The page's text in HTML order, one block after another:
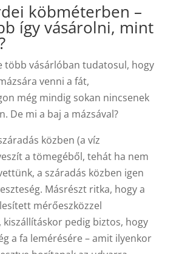
köbméterben –
így vásárolni, mint
több vásárlóban tudatosul, hogy
venni a fát,
még mindig sokan nincsenek
De mi a baj a mázsával?
közben (a víz
a tömegéből, tehát ha nem
a száradás közben igen
Másrészt ritka, hogy a
mérőeszközzel
kiszállításkor pedig biztos, hogy
a fa lemérésére – amit ilyenkor